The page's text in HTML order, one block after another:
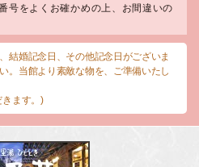
号をよくお確かめの上、お間違いの
結婚記念日、その他記念日がございま
。当館より素敵な物を、ご準備いたし
きます。)